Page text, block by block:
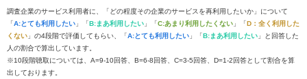
調査企業のサービス利用者に、「どの程度その企業のサービスを再利用したいか」について
「A:とても利用したい 」「B:まあ利用したい 」「C:あまり利用したくない 」「D：全く利用した
くない 」の4段階で評価してもらい、「A:とても利用したい 」「B:まあ利用したい 」と回答した
人の割合で算出しています。
※10段階聴取については、A=9-10回答、B=6-8回答、C=3-5回答、D=1-2回答として割合を算
出しております。